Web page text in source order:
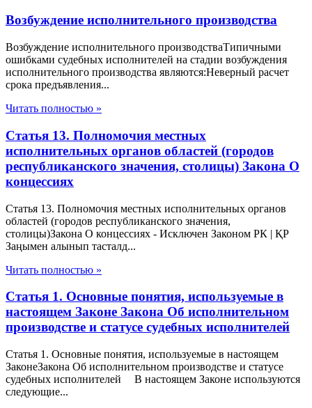
Возбуждение исполнительного производства
Возбуждение исполнительного производстваТипичными
ошибками судебных исполнителей на стадии возбуждения
исполнительного производства являются:Неверный расчет
срока предъявления...
Читать полностью »
Статья 13. Полномочия местных
исполнительных органов областей (городов
республиканского значения, столицы) Закона О
концессиях
Статья 13. Полномочия местных исполнительных органов
областей (городов республиканского значения,
столицы)Закона О концессиях - Исключен Законом РК | ҚР
Заңымен алынып тасталд...
Читать полностью »
Статья 1. Основные понятия, используемые в
настоящем Законе Закона Об исполнительном
производстве и статусе судебных исполнителей
Статья 1. Основные понятия, используемые в настоящем
ЗаконеЗакона Об исполнительном производстве и статусе
судебных исполнителей В настоящем Законе используются
следующие...